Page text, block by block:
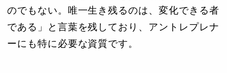
のでもない。唯一生き残るのは、変化できる者
である」と言葉を残しており、アントレプレナ
ーにも特に必要な資質です。